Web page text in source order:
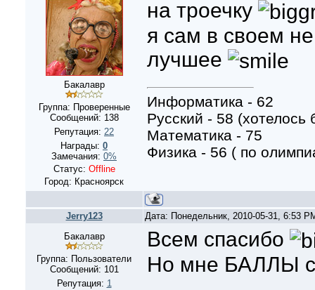
Бакалавр
Группа: Проверенные
Сообщений: 138
Репутация: 22
Награды: 0
Замечания: 0%
Статус: Offline
Город: Красноярск
на троечку
я сам в своем
лучшее
Информатика - 62
Русский - 58
Математика - 75
Физика - 56 ( по
Jerry123
Дата: Понедельник, 2010-05-31, 6:53
Бакалавр
Группа: Пользователи
Сообщений: 101
Репутация: 1
Всем спасибо
Но мне БАЛЛЫ